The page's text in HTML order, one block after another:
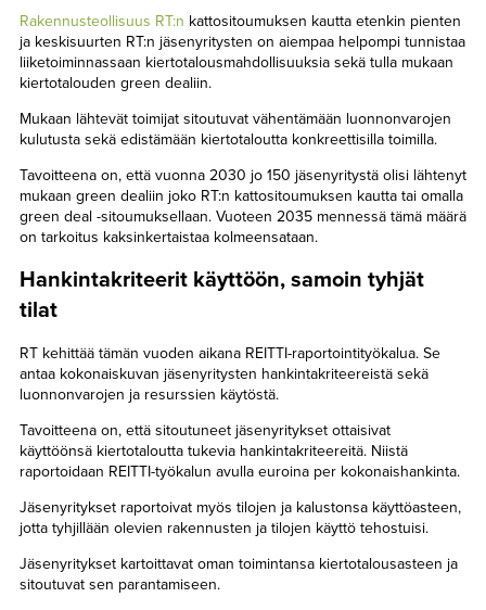
Rakennusteollisuus RT:n kattositoumuksen kautta etenkin pienten
ja keskisuurten RT:n jäsenyritysten on aiempaa helpompi tunnistaa
liiketoiminnassaan kiertotalousmahdollisuuksia sekä tulla mukaan
kiertotalouden green dealiin.
Mukaan lähtevät toimijat sitoutuvat vähentämään luonnonvarojen
kulutusta sekä edistämään kiertotaloutta konkreettisilla toimilla.
Tavoitteena on, että vuonna 2030 jo 150 jäsenyritystä olisi lähtenyt
mukaan green dealiin joko RT:n kattositoumuksen kautta tai omalla
green deal -sitoumuksellaan. Vuoteen 2035 mennessä tämä määrä
on tarkoitus kaksinkertaistaa kolmeensataan.
Hankintakriteerit käyttöön, samoin tyhjät
tilat
RT kehittää tämän vuoden aikana REITTI-raportointityökalua. Se
antaa kokonaiskuvan jäsenyritysten hankintakriteereistä sekä
luonnonvarojen ja resurssien käytöstä.
Tavoitteena on, että sitoutuneet jäsenyritykset ottaisivat
käyttöönsä kiertotaloutta tukevia hankintakriteereitä. Niistä
raportoidaan REITTI-työkalun avulla euroina per kokonaishankinta.
Jäsenyritykset raportoivat myös tilojen ja kalustonsa käyttöasteen,
jotta tyhjillään olevien rakennusten ja tilojen käyttö tehostuisi.
Jäsenyritykset kartoittavat oman toimintansa kiertotalousasteen ja
sitoutuvat sen parantamiseen.